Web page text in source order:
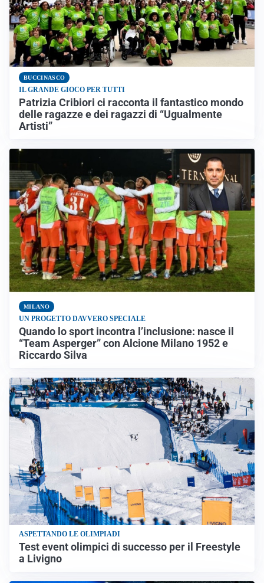
BUCCINASCO
IL GRANDE GIOCO PER TUTTI
Patrizia Cribiori ci racconta il fantastico mondo
delle ragazze e dei ragazzi di “Ugualmente
Artisti”
MILANO
UN PROGETTO DAVVERO SPECIALE
Quando lo sport incontra l’inclusione: nasce il
“Team Asperger” con Alcione Milano 1952 e
Riccardo Silva
ASPETTANDO LE OLIMPIADI
Test event olimpici di successo per il Freestyle
a Livigno